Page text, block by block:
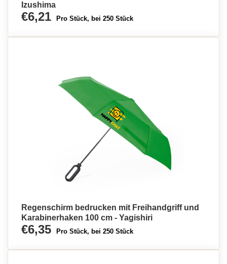
Izushima
€6,21 Pro Stück, bei 250 Stück
Regenschirm bedrucken mit Freihandgriff und
Karabinerhaken 100 cm - Yagishiri
€6,35 Pro Stück, bei 250 Stück